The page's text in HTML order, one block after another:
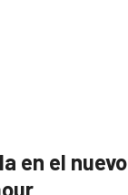
en el nuevo